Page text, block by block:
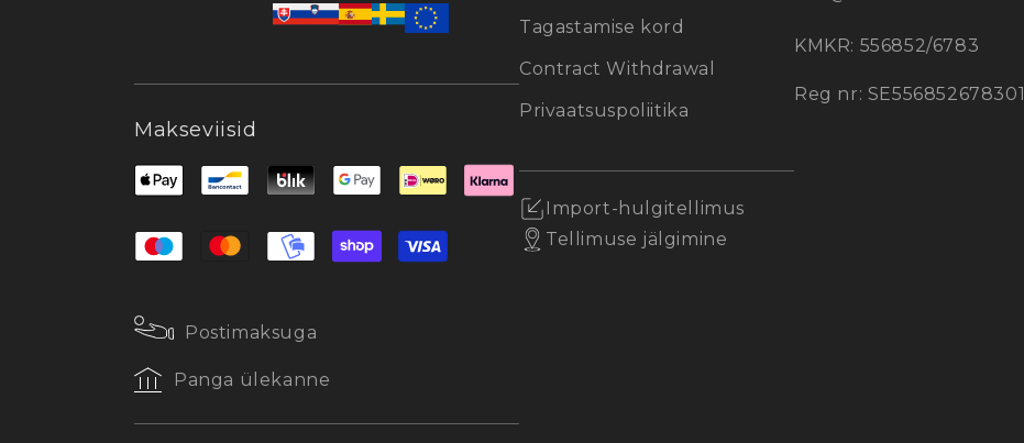
Makseviisid
Postimaksuga
Panga ülekanne
Tagastamise kord
Contract Withdrawal
Privaatsuspoliitika
Import-hulgitellimus
Tellimuse jälgimine
KMKR: 556852/6783
Reg nr: SE556852678301